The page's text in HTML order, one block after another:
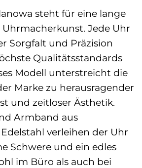
steht für eine lange
Jede Uhr
Sorgfalt und Präzision
Qualitätsstandards
Modell unterstreicht die
Marke zu herausragender
und zeitloser Ästhetik.
Armband aus
verleihen der Uhr
Schwere und ein edles
im Büro als auch bei